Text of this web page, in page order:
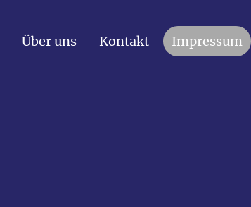
Über uns Kontakt Impressum